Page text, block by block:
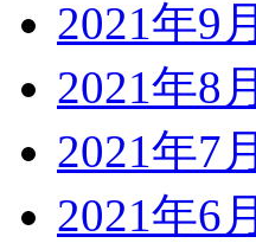
2021年9月
2021年8月
2021年7月
2021年6月